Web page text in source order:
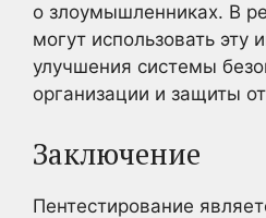
о злоумышленниках. В
могут использовать
улучшения системы
организации и защиты
Заключение
Пентестирование